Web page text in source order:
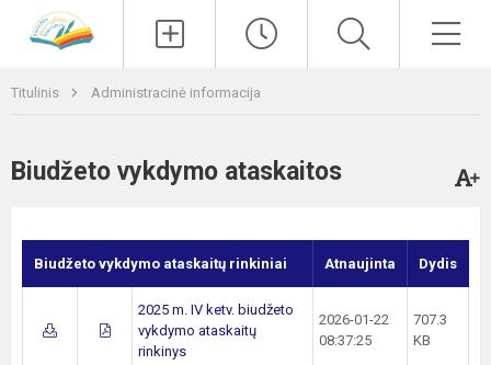
Titulinis Administracinė informacija
Biudžeto vykdymo ataskaitos
Biudžeto vykdymo ataskaitų rinkiniai Atnaujinta Dydis
2025 m. IV ketv. biudžeto
vykdymo ataskaitų
rinkinys
2026-01-22
08:37:25
707.3
KB